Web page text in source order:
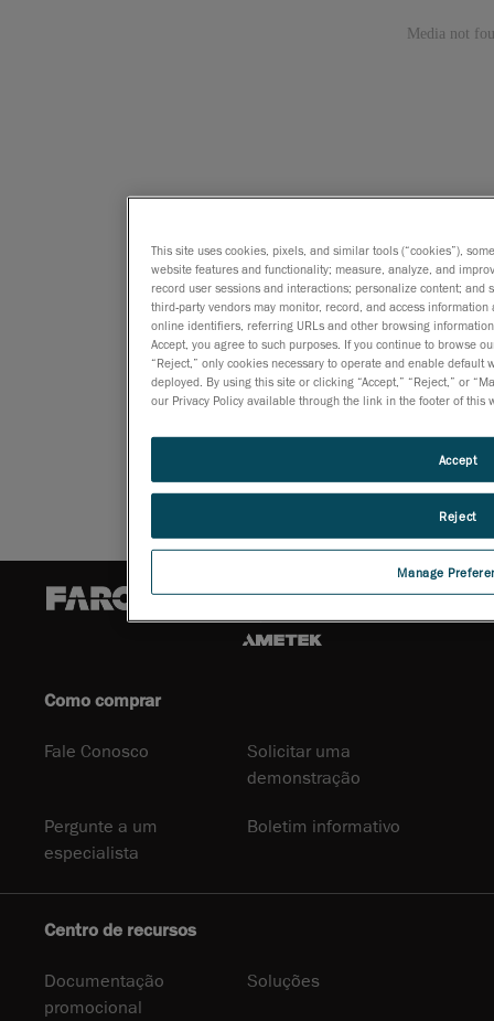
Como comprar
Fale Conosco
Solicitar uma
demonstração
Pergunte a um
especialista
Boletim informativo
Centro de recursos
Documentação
promocional
Soluções
This site uses cookies, pixels, and similar tools (“cookies”),
website features and functionality; measure, analyze, and
record user sessions and interactions; personalize content;
third-party vendors may monitor, record, and access
online identifiers, referring URLs and other browsing
Accept, you agree to such purposes. If you continue to browse
“Reject,” only cookies necessary to operate and enable
deployed. By using this site or clicking “Accept,” “Reject,” or
our Privacy Policy available through the link in the footer of this
Manage
Reject
Accept